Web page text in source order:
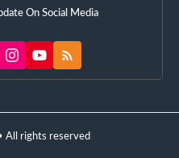
On Social Media
All rights reserved